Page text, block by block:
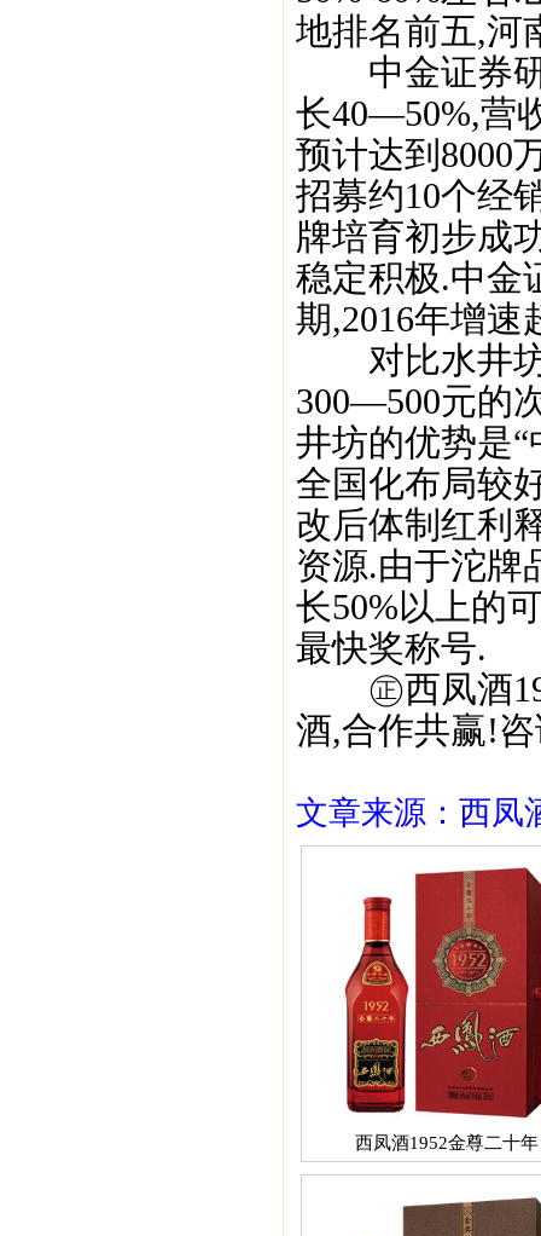
地排名前五,河
中金证券研
长40—50%,营
预计达到8000
招募约10个经
牌培育初步成
稳定积极.中金
期,2016年增速
对比水井坊
300—500元的
井坊的优势是
全国化布局较
改后体制红利
资源.由于沱牌
长50%以上的
最快奖称号.
㊣西凤酒
酒,合作共赢!咨
文章来源：西凤
西凤酒1952金尊二十年